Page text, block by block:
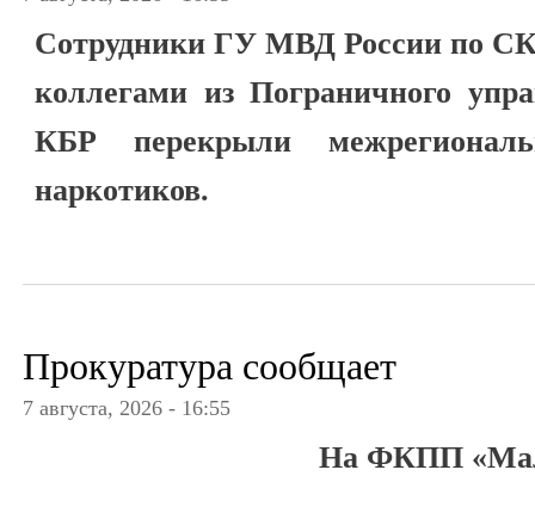
Сотрудники ГУ МВД России по
коллегами из Пограничного
КБР перекрыли
наркотиков.
Прокуратура сообщает
7 августа, 2026 - 16:55
На ФКПП